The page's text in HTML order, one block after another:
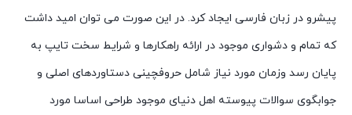
پیشرو در زبان فارسی ایجاد کرد. در این صورت می توان امید داشت
که تمام و دشواری موجود در ارائه راهکارها و شرایط سخت تایپ به
پایان رسد وزمان مورد نیاز شامل حروفچینی دستاوردهای اصلی و
جوابگوی سوالات پیوسته اهل دنیای موجود طراحی اساسا مورد